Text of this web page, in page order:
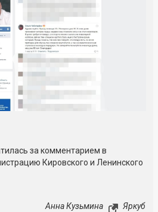
за комментарием в
Кировского и Ленинского
Анна Кузьмина Яркуб